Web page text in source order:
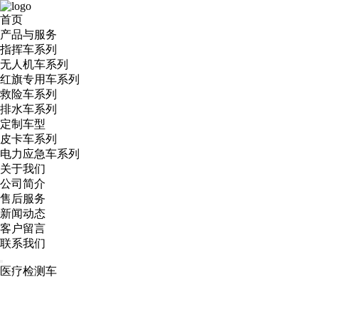
首页
产品与服务
指挥车系列
无人机车系列
红旗专用车系列
救险车系列
排水车系列
定制车型
皮卡车系列
电力应急车系列
关于我们
公司简介
售后服务
新闻动态
客户留言
联系我们
医疗检测车